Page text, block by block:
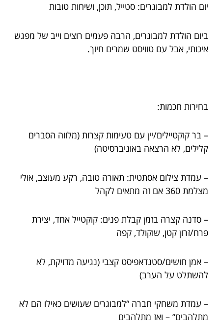
יום הולדת למבוגרים: סטייל, תוכן, ושיחות טובות
ביום הולדת למבוגרים, הרבה פעמים רוצים וייב של מפגש
איכותי, אבל עם טוויסט שמרים חיוך.
בחירות חכמות:
– בר קוקטיילים/יין עם טעימות קצרות (מלווה הסברים
קלילים, לא הרצאה באוניברסיטה)
– עמדת צילום אסתטית: תאורה טובה, רקע מעוצב, אולי
מצלמת 360 אם זה מתאים לקהל
– סדנה קצרה בזמן קבלת פנים: קוקטייל אחד, יצירת
פרח/זרון קטן, שוקולד, קפה
– אמן חושים/סטנדאפיסט קצבי (נגיעה מדויקת, לא
להשתלט על הערב)
– עמדת משחקי חברה “למבוגרים שעושים כאילו הם לא
מתלהבים” – ואז מתלהבים